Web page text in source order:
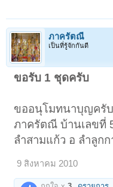
ภาครัตณี
เป็นที่รู้จักกันดี
ขอรับ 1 ชุดครับ
ขออนุโมทนาบุญครั
ภาครัตณี บ้านเลขที่
ลำสามแก้ว อ ลำลูก
9 สิงหาคม 2010